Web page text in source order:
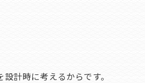
計時に考えるからです。